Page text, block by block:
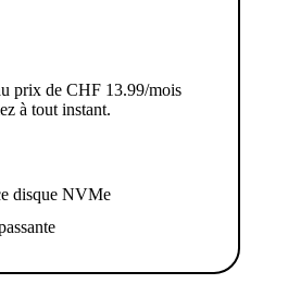
prix de CHF 13.99/mois
à tout instant.
disque NVMe